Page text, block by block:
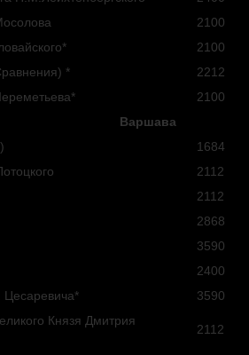
2100
2100
*
2212
2100
1684
2112
2112
2868
3590
2400
Цесаревича*
3590
Князя Дмитрия
2112